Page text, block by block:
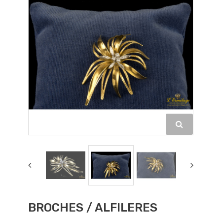
BROCHES / ALFILERES